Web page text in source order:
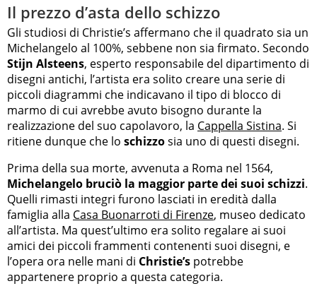
Il prezzo d’asta dello schizzo
Gli studiosi di Christie’s affermano che il quadrato sia un
Michelangelo al 100%, sebbene non sia firmato. Secondo
Stijn Alsteens, esperto responsabile del dipartimento di
disegni antichi, l’artista era solito creare una serie di
piccoli diagrammi che indicavano il tipo di blocco di
marmo di cui avrebbe avuto bisogno durante la
realizzazione del suo capolavoro, la Cappella Sistina. Si
ritiene dunque che lo schizzosia uno di questi disegni.
Prima della sua morte, avvenuta a Roma nel 1564,
Michelangelo bruciò la maggior parte dei suoi schizzi.
Quelli rimasti integri furono lasciati in eredità dalla
famiglia alla Casa Buonarroti di Firenze, museo dedicato
all’artista. Ma quest’ultimo era solito regalare ai suoi
amici dei piccoli frammenti contenenti suoi disegni, e
l’opera ora nelle mani di Christie’s potrebbe
appartenere proprio a questa categoria.